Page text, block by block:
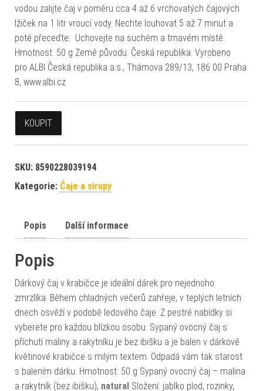
vodou zalijte čaj v poměru cca 4 až 6 vrchovatých čajových
lžiček na 1 litr vroucí vody. Nechte louhovat 5 až 7 minut a
poté přeceďte. Uchovejte na suchém a tmavém místě.
Hmotnost: 50 g Země původu: Česká republika. Vyrobeno
pro ALBI Česká republika a.s., Thámova 289/13, 186 00 Praha
8, www.albi.cz
KOUPIT
SKU: 8590228039194
Kategorie: Čaje a sirupy
Popis Další informace
Popis
Dárkový čaj v krabičce je ideální dárek pro nejednoho
zmrzlíka. Během chladných večerů zahřeje, v teplých letních
dnech osvěží v podobě ledového čaje. Z pestré nabídky si
vyberete pro každou blízkou osobu. Sypaný ovocný čaj s
příchutí maliny a rakytníku je bez ibišku a je balen v dárkové
květinové krabičce s milým textem. Odpadá vám tak starost
s balením dárku. Hmotnost: 50 g Sypaný ovocný čaj – malina
a rakytník (bez ibišku), natural Složení: jablko plod, rozinky,